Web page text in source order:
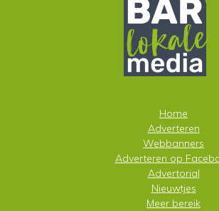
Home
Adverteren
Webbanners
Adverteren op
Advertorial
Nieuwtjes
Meer bereik